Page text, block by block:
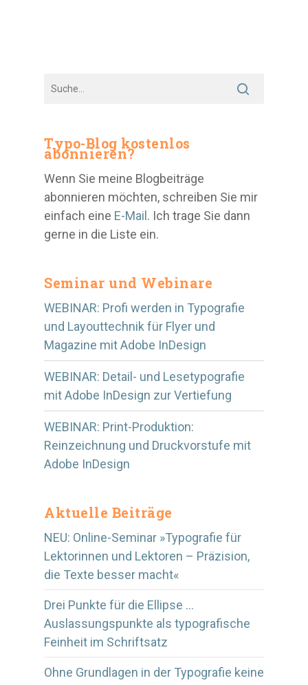
Typo-Blog kostenlos
abonnieren?
Wenn Sie meine Blogbeiträge
abonnieren möchten, schreiben Sie mir
einfach eine E-Mail. Ich trage Sie dann
gerne in die Liste ein.
Seminar und Webinare
WEBINAR: Profi werden in Typografie
und Layouttechnik für Flyer und
Magazine mit Adobe InDesign
WEBINAR: Detail- und Lesetypografie
mit Adobe InDesign zur Vertiefung
WEBINAR: Print-Produktion:
Reinzeichnung und Druckvorstufe mit
Adobe InDesign
Aktuelle Beiträge
NEU: Online-Seminar »Typografie für
Lektorinnen und Lektoren – Präzision,
die Texte besser macht«
Drei Punkte für die Ellipse …
Auslassungspunkte als typografische
Feinheit im Schriftsatz
Ohne Grundlagen in der Typografie keine